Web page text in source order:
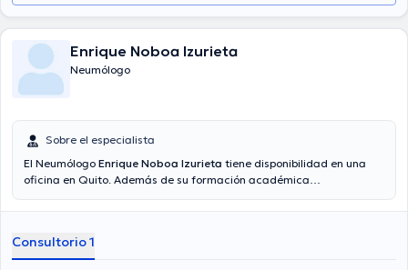
Enrique Noboa Izurieta
Neumólogo
Sobre el especialista
El Neumólogo Enrique Noboa Izurieta tiene disponibilidad en una
oficina en Quito. Además de su formación académica
especialidad. El médico tiene numerosos años de experiencia
miembro de diversas asociaciones médicas. Enrique Noboa Izurieta
ha participado en diversas conferencias con miras a tener una
Consultorio 1